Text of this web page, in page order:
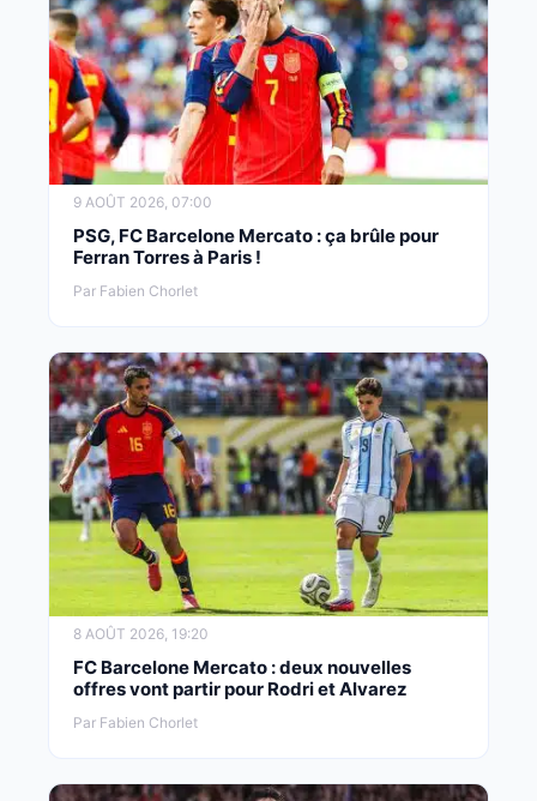
9 AOÛT 2026, 07:00
PSG, FC Barcelone Mercato : ça brûle pour
Ferran Torres à Paris !
Par Fabien Chorlet
8 AOÛT 2026, 19:20
FC Barcelone Mercato : deux nouvelles
offres vont partir pour Rodri et Alvarez
Par Fabien Chorlet